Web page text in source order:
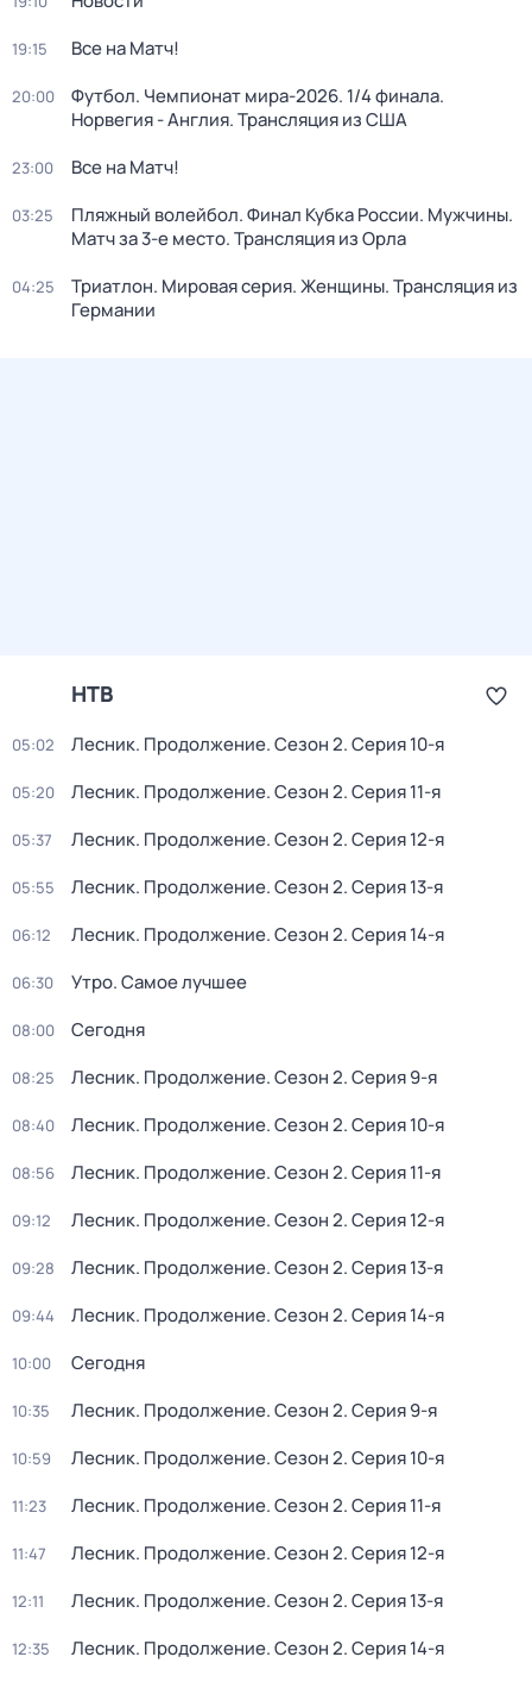
19:15 Все на Матч!
20:00
Футбол. Чемпионат мира-2026. 1/4 финала.
Норвегия - Англия. Трансляция из США
23:00 Все на Матч!
03:25
Пляжный волейбол. Финал Кубка России. Мужчины.
Матч за 3-е место. Трансляция из Орла
04:25
Триатлон. Мировая серия. Женщины. Трансляция из
Германии
НТВ
05:02 Лесник. Продолжение. Сезон 2. Серия 10-я
05:20 Лесник. Продолжение. Сезон 2. Серия 11-я
05:37 Лесник. Продолжение. Сезон 2. Серия 12-я
05:55 Лесник. Продолжение. Сезон 2. Серия 13-я
06:12 Лесник. Продолжение. Сезон 2. Серия 14-я
06:30 Утро. Самое лучшее
08:00 Сегодня
08:25 Лесник. Продолжение. Сезон 2. Серия 9-я
08:40 Лесник. Продолжение. Сезон 2. Серия 10-я
08:56 Лесник. Продолжение. Сезон 2. Серия 11-я
09:12 Лесник. Продолжение. Сезон 2. Серия 12-я
09:28 Лесник. Продолжение. Сезон 2. Серия 13-я
09:44 Лесник. Продолжение. Сезон 2. Серия 14-я
10:00 Сегодня
10:35 Лесник. Продолжение. Сезон 2. Серия 9-я
10:59 Лесник. Продолжение. Сезон 2. Серия 10-я
11:23 Лесник. Продолжение. Сезон 2. Серия 11-я
11:47 Лесник. Продолжение. Сезон 2. Серия 12-я
12:11 Лесник. Продолжение. Сезон 2. Серия 13-я
12:35 Лесник. Продолжение. Сезон 2. Серия 14-я